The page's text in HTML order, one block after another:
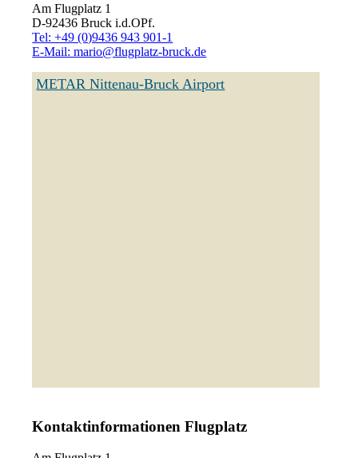
Am Flugplatz 1
D-92436 Bruck i.d.OPf.
Tel: +49 (0)9436 943 901-1
E-Mail: mario@flugplatz-bruck.de
METAR Nittenau-Bruck Airport
Kontaktinformationen Flugplatz